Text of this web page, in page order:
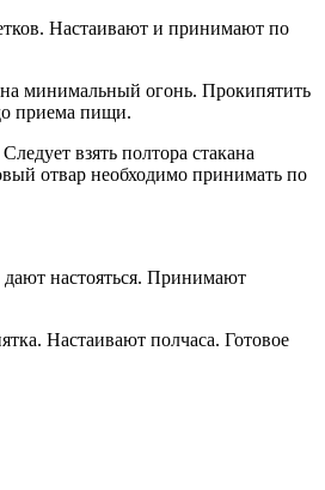
Настаивают и принимают по
на минимальный огонь. Прокипятить
приема пищи.
взять полтора стакана
отвар необходимо принимать по
настояться. Принимают
Настаивают полчаса. Готовое